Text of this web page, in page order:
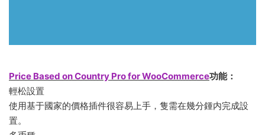
Price Based on Country Pro for WooCommerce功能：
輕松設置
使用基于國家的價格插件很容易上手，隻需在幾分鍾内完成設
置。